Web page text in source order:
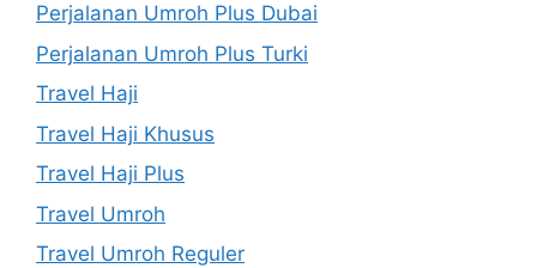
Perjalanan Umroh Plus Dubai
Perjalanan Umroh Plus Turki
Travel Haji
Travel Haji Khusus
Travel Haji Plus
Travel Umroh
Travel Umroh Reguler